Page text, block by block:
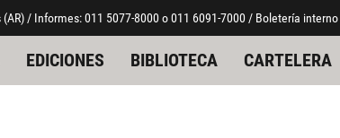
/ Informes: 011 5077-8000 o 011 6091-7000 / Boletería
EDICIONES BIBLIOTECA CARTELERA